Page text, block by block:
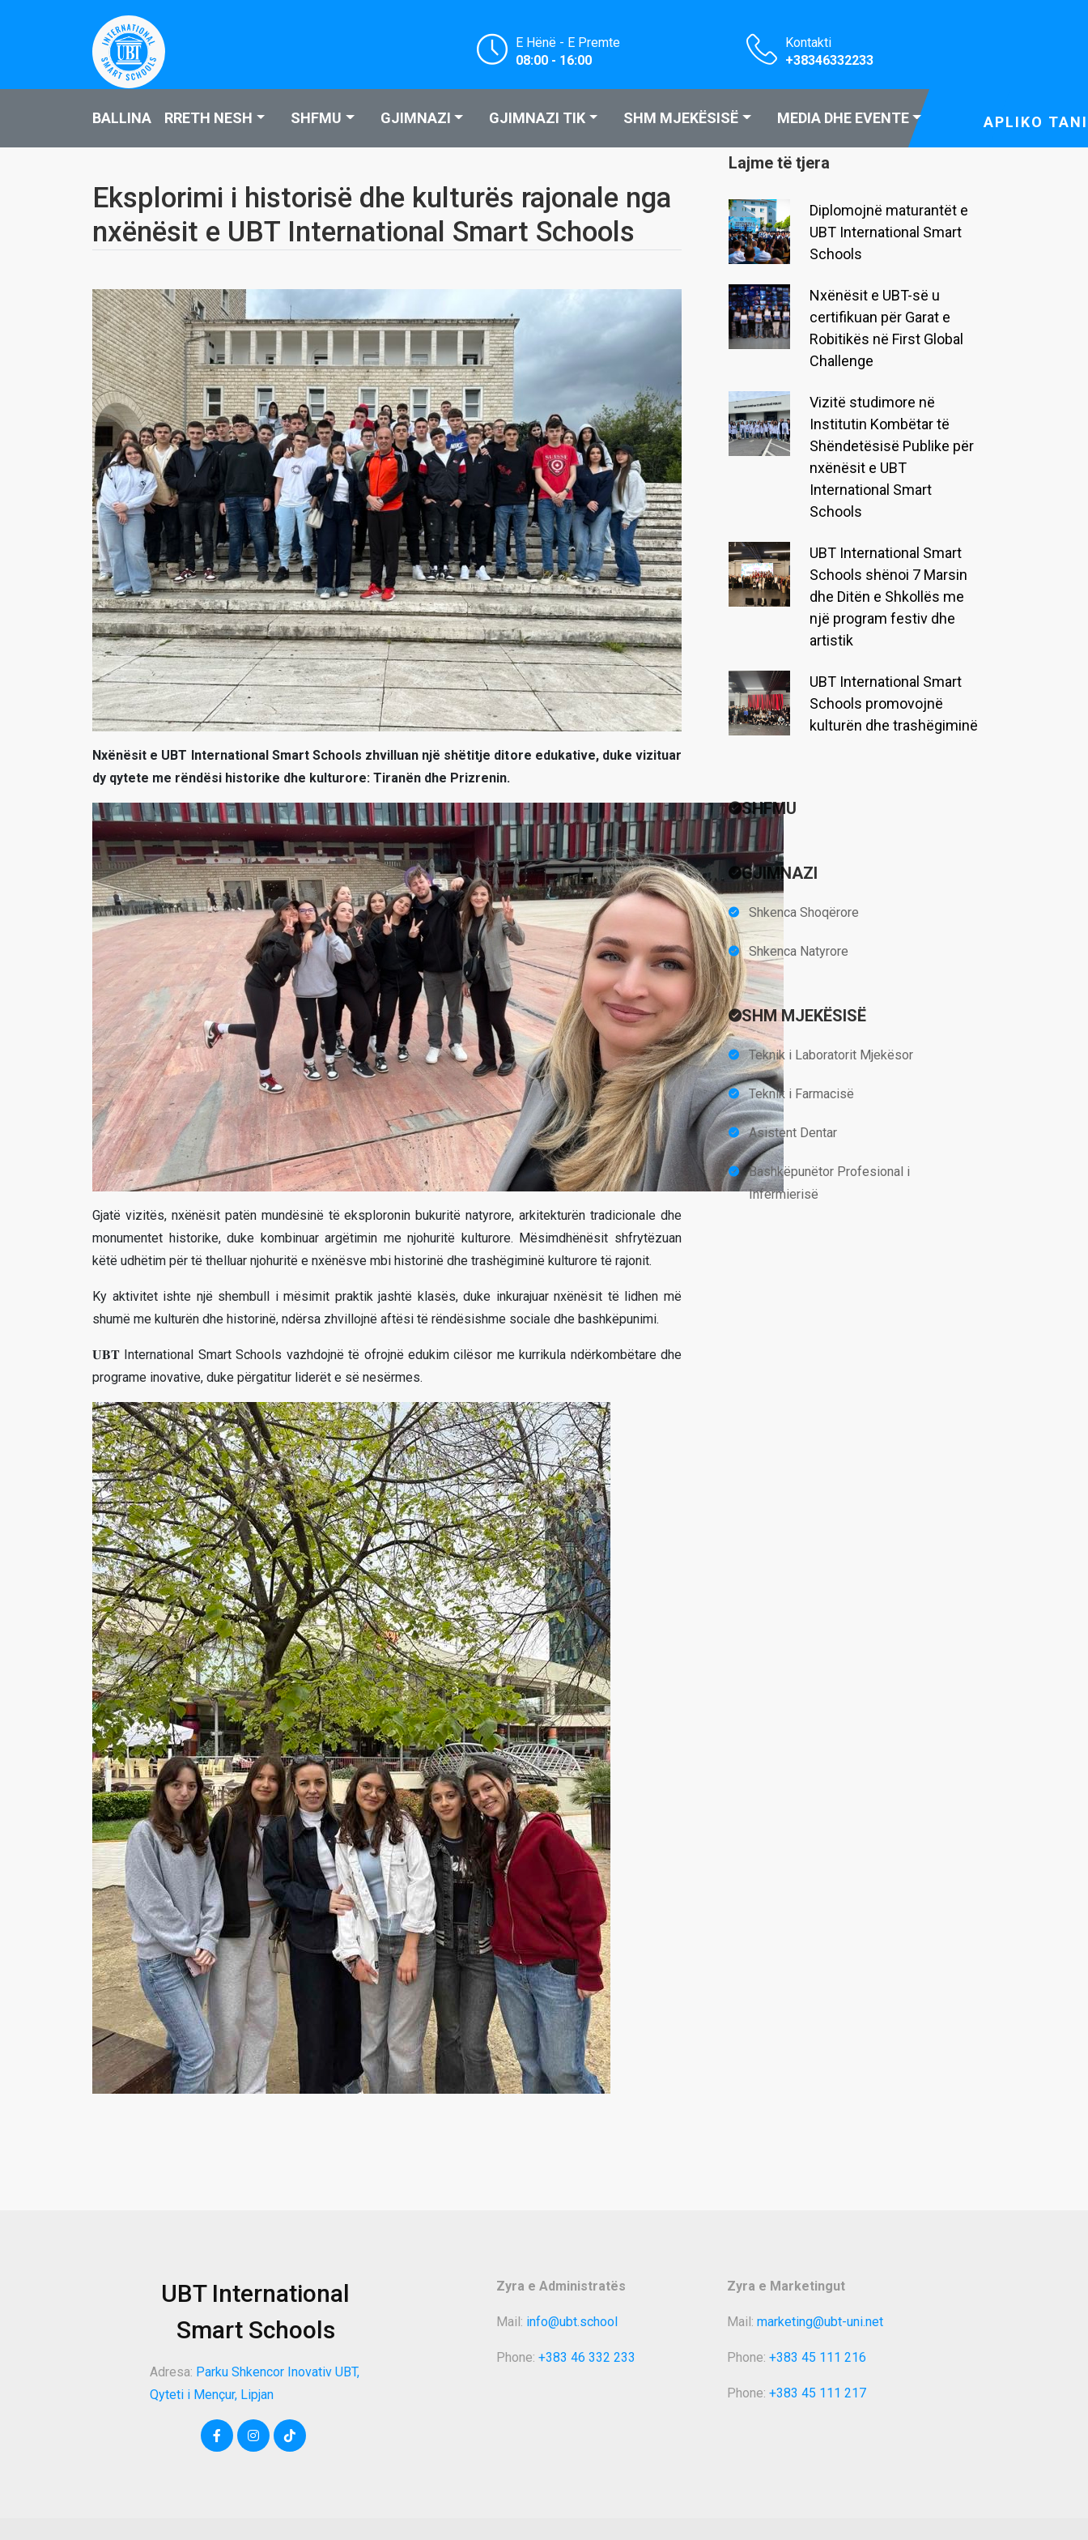
E Hënë - E Premte
08:00 - 16:00
Kontakti
+38346332233
APLIKO TANI
BALLINA RRETH NESH SHFMU GJIMNAZI GJIMNAZI TIK SHM MJEKËSISË MEDIA DHE EVENTE
Eksplorimi i historisë dhe kulturës rajonale nga
nxënësit e UBT International Smart Schools
Nxënësit e UBT International Smart Schools zhvilluan një shëtitje ditore edukative, duke vizituar
dy qytete me rëndësi historike dhe kulturore: Tiranën dhe Prizrenin.
Gjatë vizitës, nxënësit patën mundësinë të eksploronin bukuritë natyrore, arkitekturën tradicionale dhe
monumentet historike, duke kombinuar argëtimin me njohuritë kulturore. Mësimdhënësit shfrytëzuan
këtë udhëtim për të thelluar njohuritë e nxënësve mbi historinë dhe trashëgiminë kulturore të rajonit.
Ky aktivitet ishte një shembull i mësimit praktik jashtë klasës, duke inkurajuar nxënësit të lidhen më
shumë me kulturën dhe historinë, ndërsa zhvillojnë aftësi të rëndësishme sociale dhe bashkëpunimi.
𝐔𝐁𝐓 International Smart Schools vazhdojnë të ofrojnë edukim cilësor me kurrikula ndërkombëtare dhe
programe inovative, duke përgatitur liderët e së nesërmes.
Lajme të tjera
Diplomojnë maturantët e
UBT International Smart
Schools
Nxënësit e UBT-së u
certifikuan për Garat e
Robitikës në First Global
Challenge
Vizitë studimore në
Institutin Kombëtar të
Shëndetësisë Publike për
nxënësit e UBT
International Smart
Schools
UBT International Smart
Schools shënoi 7 Marsin
dhe Ditën e Shkollës me
një program festiv dhe
artistik
UBT International Smart
Schools promovojnë
kulturën dhe trashëgiminë
SHFMU
GJIMNAZI
Shkenca Shoqërore
Shkenca Natyrore
SHM MJEKËSISË
Teknik i Laboratorit Mjekësor
Teknik i Farmacisë
Asistent Dentar
Bashkëpunëtor Profesional i
Infermierisë
UBT International
Smart Schools
Adresa: Parku Shkencor Inovativ UBT,
Qyteti i Mençur, Lipjan
Zyra e Administratës
Mail: info@ubt.school
Phone: +383 46 332 233
Zyra e Marketingut
Mail: marketing@ubt-uni.net
Phone: +383 45 111 216
Phone: +383 45 111 217